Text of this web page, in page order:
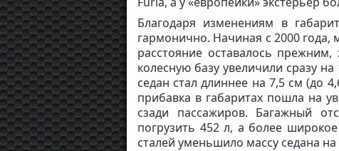
Благодаря изменениям в
гармонично. Начиная с 2000
расстояние оставалось
колесную базу увеличили сразу
седан стал длиннее на 7,5 см (до
прибавка в габаритах пошла на
сзади пассажиров. Багажный
погрузить 452 л, а более
сталей уменьшило массу седана на